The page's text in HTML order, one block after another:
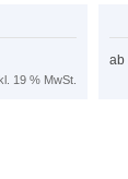
19 % MwSt.
ab